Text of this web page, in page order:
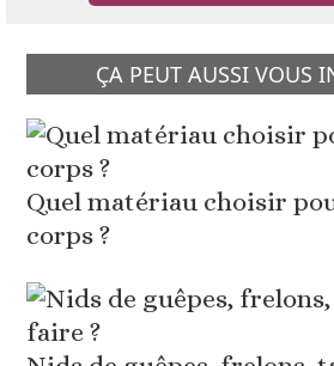
ÇA PEUT AUSSI VOUS
Quel matériau choisir
corps ?